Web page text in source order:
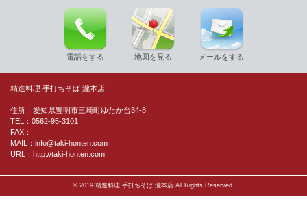
電話をする 地図を見る メールをする
精進料理 手打ちそば 瀧本店
住所：愛知県豊明市三崎町ゆたか台34-8
TEL：0562-95-3101
FAX：
MAIL：info@taki-honten.com
URL：http://taki-honten.com
© 2019 精進料理 手打ちそば 瀧本店 All Rights Reserved.